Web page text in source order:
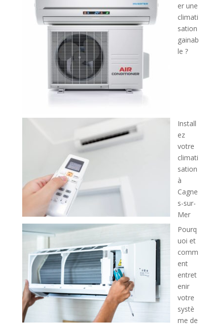
er une
climati
sation
gainab
le ?
Install
ez
votre
climati
sation
à
Cagne
s-sur-
Mer
Pourq
uoi et
comm
ent
entret
enir
votre
systè
me de